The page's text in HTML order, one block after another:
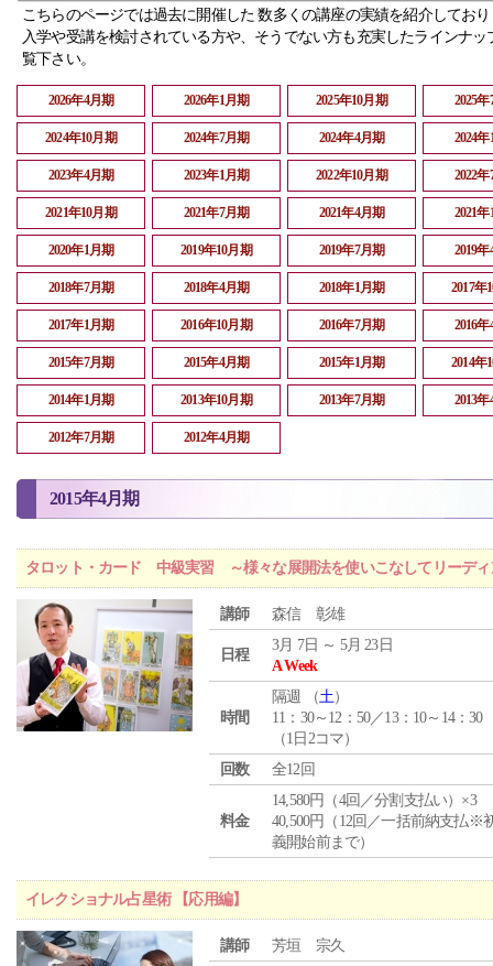
こちらのページでは過去に開催した 数多くの講座の実績を紹介してお
入学や受講を検討されている方や、そうでない方も充実したラインナッ
覧下さい。
2026年4月期 2026年1月期 2025年10月期 2025
2024年10月期 2024年7月期 2024年4月期 2024
2023年4月期 2023年1月期 2022年10月期 2022
2021年10月期 2021年7月期 2021年4月期 2021
2020年1月期 2019年10月期 2019年7月期 2019
2018年7月期 2018年4月期 2018年1月期 2017年
2017年1月期 2016年10月期 2016年7月期 2016
2015年7月期 2015年4月期 2015年1月期 2014年
2014年1月期 2013年10月期 2013年7月期 2013
2012年7月期 2012年4月期
2015年4月期
タロット・カード 中級実習 ～様々な展開法を使いこなしてリーディ
講師 森信 彰雄
日程
3月 7日 ～ 5月 23日
A Week
時間
隔週 （土）
11：30～12：50／13：10～14：30
（1日2コマ）
回数
全12回
料金
14,580円（4回／分割支払い）×3
40,500円（12回／一括前納支払※
義開始前まで）
イレクショナル占星術 【応用編】
講師
芳垣 宗久